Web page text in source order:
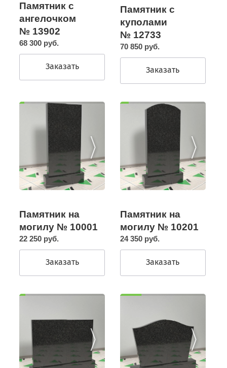
Памятник с
ангелочком
№ 13902
68 300 руб.
Заказать
Памятник с
куполами
№ 12733
70 850 руб.
Заказать
Памятник на
могилу № 10001
22 250 руб.
Заказать
Памятник на
могилу № 10201
24 350 руб.
Заказать